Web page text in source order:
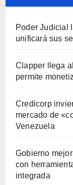
Poder Judicial
unificará sus
Clapper llega
permite
Credicorp
mercado de
Venezuela
Gobierno
con
integrada